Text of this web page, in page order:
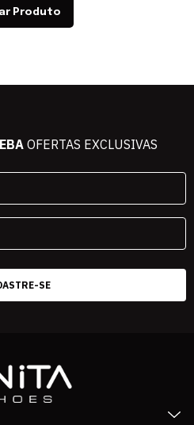
Produto
OFERTAS EXCLUSIVAS